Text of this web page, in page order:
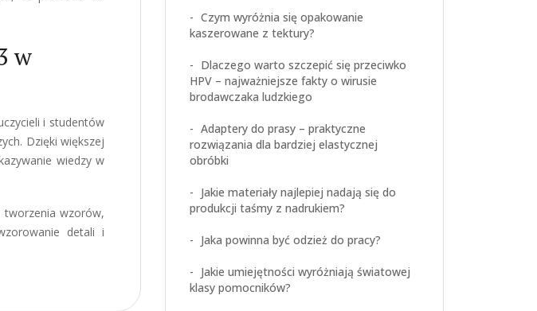
w
i studentów
Dzięki większej
wiedzy w
wzorów,
detali i
Czym wyróżnia się opakowanie
kaszerowane z tektury?
Dlaczego warto szczepić się przeciwko
HPV – najważniejsze fakty o wirusie
brodawczaka ludzkiego
Adaptery do prasy – praktyczne
rozwiązania dla bardziej elastycznej
obróbki
Jakie materiały najlepiej nadają się do
produkcji taśmy z nadrukiem?
Jaka powinna być odzież do pracy?
Jakie umiejętności wyróżniają światowej
klasy pomocników?